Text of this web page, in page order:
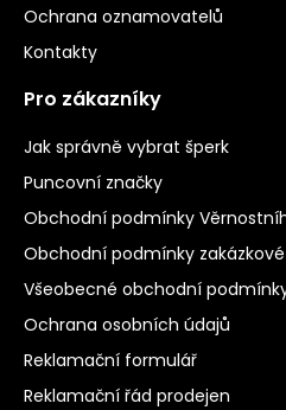
Ochrana oznamovatelů
Kontakty
Pro zákazníky
Jak správně vybrat šperk
Puncovní značky
Obchodní podmínky
Obchodní podmínky
Všeobecné obchodní
Ochrana osobních údajů
Reklamační formulář
Reklamační řád prodejen